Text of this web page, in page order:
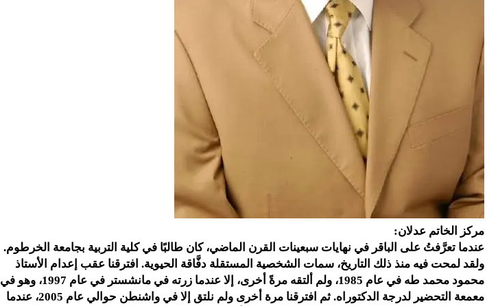
مركز الخاتم عدلان:
عندما تعرَّفتُ على الباقر في نهايات سبعينات القرن الماضي، كان طالبًا في كلية التربية بجامعة الخرطوم.
ولقد لمحت فيه منذ ذلك التاريخ، سمات الشخصية المستقلة دفَّاقة الحيوية. افترقنا عقب إعدام الأستاذ
محمود محمد طه في عام 1985، ولم ألتقه مرةً أخرى، إلا عندما زرته في مانشستر في عام 1997، وهو في
معمعة التحضير لدرجة الدكتوراه. ثم افترقنا مرة أخرى ولم نلتق إلا في واشنطن حوالي عام 2005، عندما